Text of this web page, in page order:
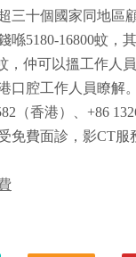
三十個國家同地區
喺5180-16800蚊，
，仲可以搵工作人
口腔工作人員瞭解
（香港）、+86
免費面診，影CT服